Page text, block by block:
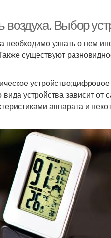
Выбор
необходимо узнать о нем
существуют
устройство;цифровое
устройства зависит от
аппарата и